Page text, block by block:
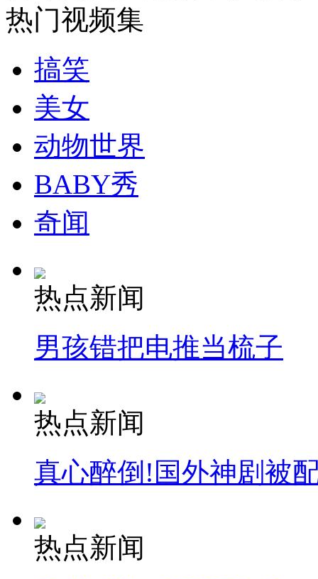
大巴雨天漂移甩尾侧翻全程
韩国总统称朝鲜挑衅时将予以严惩
监拍司机加油未拔油枪致油管被拉断
曝反贪局长夜总会接受宴请
山西运城恶犬咬伤多人 警民合力深夜将其击毙
女孩北京地铁殴打老人 痛下狠手拳打脚踢
无痛分娩是否安全 医生回应
工。
分类名称：
热门视频集
搞笑
美女
动物世界
BABY秀
奇闻
热点新闻
男孩错把电推当梳子
热点新闻
真心醉倒!国外神剧被
热点新闻